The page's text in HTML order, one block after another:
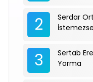
2
Serdar
3
Sertab
Yorma